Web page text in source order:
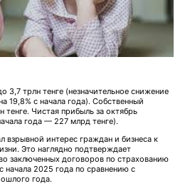
3,7 трлн тенге (незначительное снижение
19,8% с начала года). Собственный
тенге. Чистая прибыль за октябрь
года — 227 млрд тенге).
взрывной интерес граждан и бизнеса к
Это наглядно подтверждает
заключенных договоров по страхованию
начала 2025 года по сравнению с
года.